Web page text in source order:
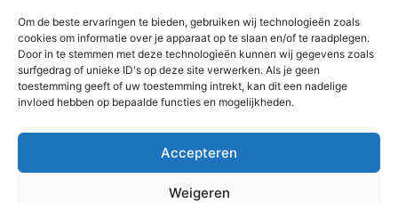
Om de beste ervaringen te bieden, gebruiken wij technologieën zoals
cookies om informatie over je apparaat op te slaan en/of te raadplegen.
Door in te stemmen met deze technologieën kunnen wij gegevens zoals
surfgedrag of unieke ID's op deze site verwerken. Als je geen
toestemming geeft of uw toestemming intrekt, kan dit een nadelige
invloed hebben op bepaalde functies en mogelijkheden.
Accepteren
Weigeren